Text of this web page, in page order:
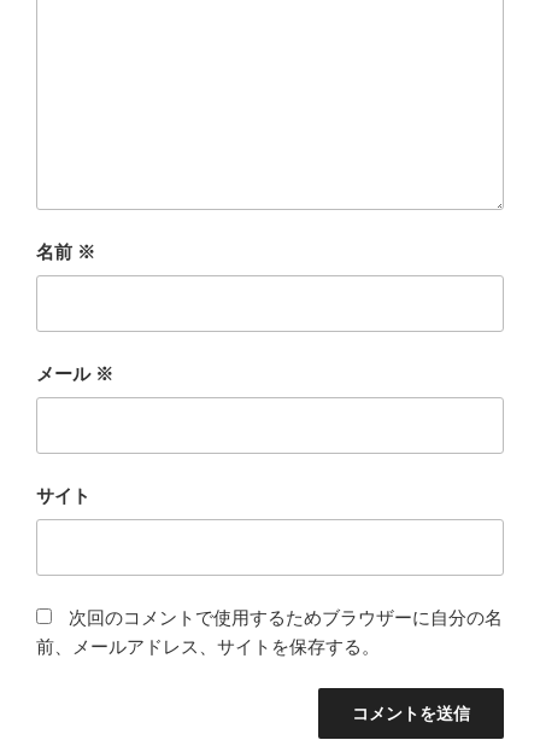
名前 ※
メール ※
サイト
次回のコメントで使用するためブラウザーに自分の名
前、メールアドレス、サイトを保存する。